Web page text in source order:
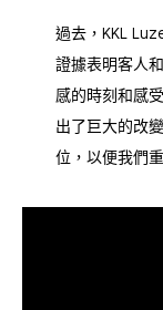
過去，KKL
證據表明客人
感的時刻和感
出了巨大的改
位，以便我們